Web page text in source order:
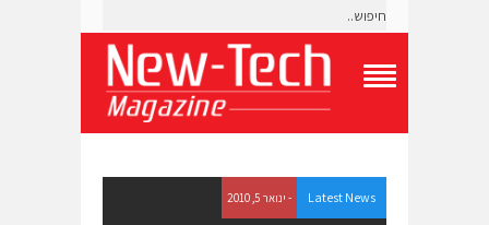
g
l
e
N
Latest News - ינואר 5, 2010